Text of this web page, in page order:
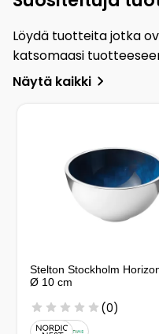
Löydä tuotteita jotka
katsomaasi
Näytä kaikki
Stelton Stockholm
Ø 10 cm
(0)